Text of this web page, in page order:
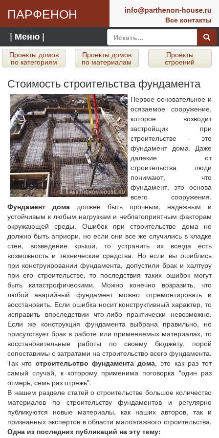
ПАРФЕНОН
info@parthenon-house.ru
Все контакты
| Меню |
Проекты домов
по категориям
Проекты домов
по материалам
Проекты
строений
Стоимость строительства фундамента
Первое основательное и
осязаемое сооружение,
которое возводит
застройщик при
строительстве - это
фундамент дома. Даже
далекие от
строительства люди
понимают, что
фундамент, это основа
всего сооружения.
Фундамент дома должен быть прочным, надежным и
устойчивым к любым нагрузкам и неблагоприятным факторам
окружающей среды. Ошибок при строительстве дома не
должно быть априори, но если они все же случились в кладке
стен, возведение крыши, то устранить их всегда есть
возможность и технические средства. Но если вы ошиблись
при конструировании фундамента, допустили брак и халтуру
при его строительстве, то последствия таких ошибок могут
быть катастрофическими. Можно конечно возразить, что
любой аварийный фундамент можно отремонтировать и
восстановить. Если ошибка носит конструктивный характер, то
исправить впоследствии что-либо практически невозможно.
Если же конструкция фундамента выбрана правильно, но
присутствует брак в работе или применяемых материалах, то
восстановительные работы по своему бюджету, порой
сопоставимы с затратами на строительство всего фундамента.
Так что строительство фундамента дома, это как раз тот
самый случай, к которому применима поговорка "один раз
отмерь, семь раз отрежь".
В нашем разделе статей о строительстве большое количество
материалов по строительству фундаментов и регулярно
публикуются новые материалы, как наших авторов, так и
признанных экспертов в области малоэтажного строительства.
Одна из последних публикаций на эту тему: